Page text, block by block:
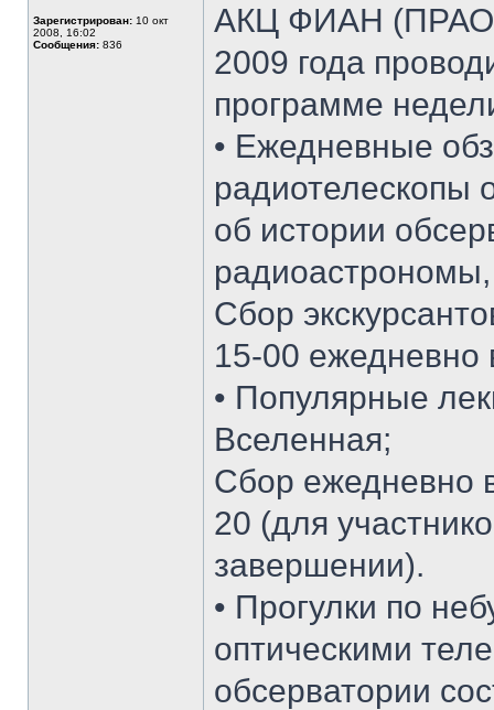
Зарегистрирован: 10 окт
2008, 16:02
Сообщения: 836
АКЦ ФИАН (ПРАО
2009 года
программе
• Ежедневные
радиотелескопы
об истории
Сбор
15-00 ежедневно
• Популярные
Вселенная;
Сбор ежедневно
20 (для
завершении).
• Прогулки по
оптическими
обсерватории